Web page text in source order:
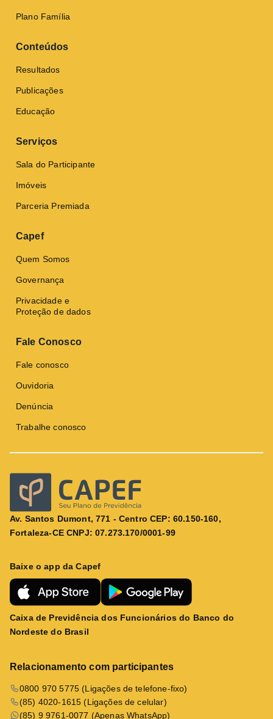
Plano Família
Conteúdos
Resultados
Publicações
Educação
Serviços
Sala do Participante
Imóveis
Parceria Premiada
Capef
Quem Somos
Governança
Privacidade e
Proteção de dados
Fale Conosco
Fale conosco
Ouvidoria
Denúncia
Trabalhe conosco
Av. Santos Dumont, 771 - Centro CEP: 60.150-160,
Fortaleza-CE CNPJ: 07.273.170/0001-99
Baixe o app da Capef
Caixa de Previdência dos Funcionários do Banco do
Nordeste do Brasil
Relacionamento com participantes
0800 970 5775 (Ligações de telefone-fixo)
(85) 4020-1615 (Ligações de celular)
(85) 9 9761-0077 (Apenas WhatsApp)